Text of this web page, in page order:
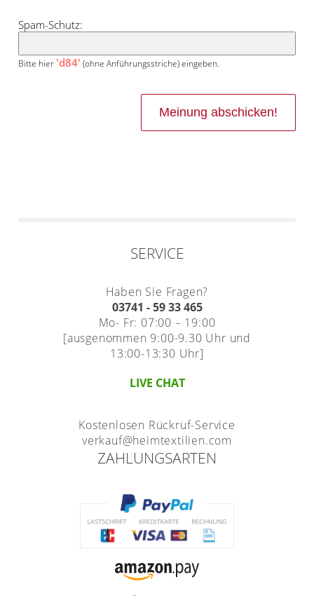
Spam-Schutz:
Bitte hier 'd84' (ohne Anführungsstriche) eingeben.
SERVICE
Haben Sie Fragen?
03741 - 59 33 465
Mo- Fr: 07:00 – 19:00
[ausgenommen 9:00-9.30 Uhr und
13:00-13:30 Uhr]
LIVE CHAT
Kostenlosen Rückruf-Service
verkauf@heimtextilien.com
ZAHLUNGSARTEN